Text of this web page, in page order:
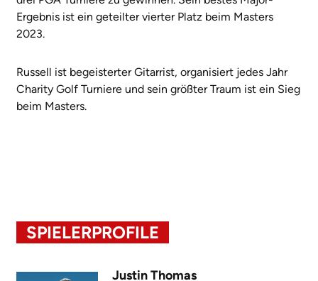
Ergebnis ist ein geteilter vierter Platz beim Masters
2023.
Russell ist begeisterter Gitarrist, organisiert jedes Jahr
Charity Golf Turniere und sein größter Traum ist ein Sieg
beim Masters.
SPIELERPROFILE
Justin Thomas